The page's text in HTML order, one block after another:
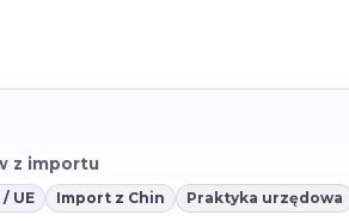
z importu
UE Import z Chin Praktyka urzędowa